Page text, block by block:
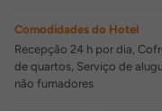
Comodidades do Hotel
Recepção 24 h por dia,
de quartos, Serviço de
não fumadores